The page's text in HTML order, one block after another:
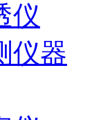
仪
仪器